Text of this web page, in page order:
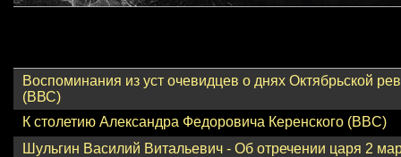
Воспоминания из уст очевидцев о днях Октябрьской
(ВВС)
К столетию Александра Федоровича Керенского (BBC)
Шульгин Василий Витальевич - Об отречении царя 2